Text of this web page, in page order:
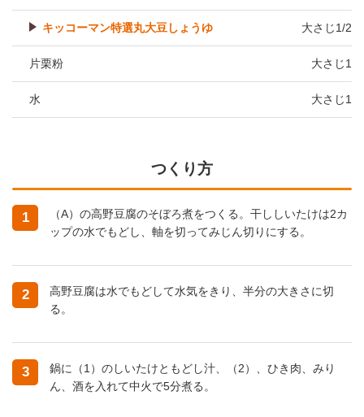
キッコーマン特選丸大豆しょうゆ 大さじ1/2
片栗粉 大さじ1
水 大さじ1
つくり方
1
（A）の高野豆腐のそぼろ煮をつくる。干ししいたけは2カ
ップの水でもどし、軸を切ってみじん切りにする。
2
高野豆腐は水でもどして水気をきり、半分の大きさに切
る。
3
鍋に（1）のしいたけともどし汁、（2）、ひき肉、みり
ん、酒を入れて中火で5分煮る。